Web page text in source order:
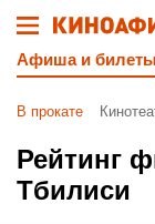
Афиша и билеты
В прокате
Рейтинг
Тбилиси